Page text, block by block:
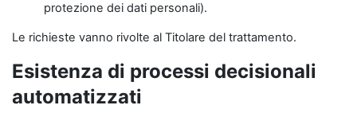
protezione dei dati personali).
Le richieste vanno rivolte al Titolare del trattamento.
Esistenza di processi decisionali
automatizzati